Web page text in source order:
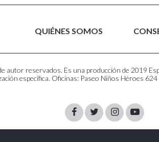
QUIÉNES SOMOS
autor reservados. Es una producción de 2019
específica. Oficinas: Paseo Niños Héroes
FacebookTwitterInstagram
Youtube